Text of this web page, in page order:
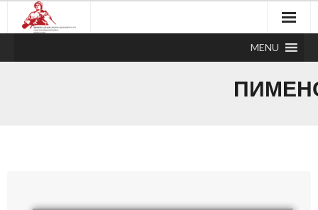
MENU